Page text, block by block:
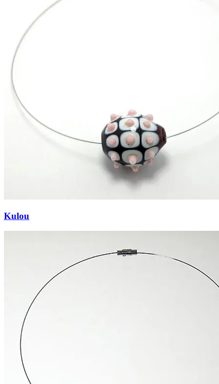
Kulou